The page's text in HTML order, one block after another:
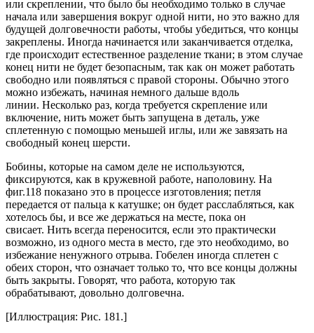
или скреплении, что было бы необходимо только в случае
начала или завершения вокруг одной нити, но это важно для
будущей долговечности работы, чтобы убедиться, что концы
закреплены. Иногда начинается или заканчивается отделка,
где происходит естественное разделение ткани; в этом случае
конец нити не будет безопасным, так как он может работать
свободно или появляться с правой стороны. Обычно этого
можно избежать, начиная немного дальше вдоль
линии. Несколько раз, когда требуется скрепление или
включение, нить может быть запущена в деталь, уже
сплетенную с помощью меньшей иглы, или же завязать на
свободный конец шерсти.
Бобины, которые на самом деле не используются,
фиксируются, как в кружевной работе, наполовину. На
фиг.118 показано это в процессе изготовления; петля
передается от пальца к катушке; он будет расслабляться, как
хотелось бы, и все же держаться на месте, пока он
свисает. Нить всегда переносится, если это практически
возможно, из одного места в место, где это необходимо, во
избежание ненужного отрыва. Гобелен иногда сплетен с
обеих сторон, что означает только то, что все концы должны
быть закрыты. Говорят, что работа, которую так
обрабатывают, довольно долговечна.
[Иллюстрация: Рис. 181.]